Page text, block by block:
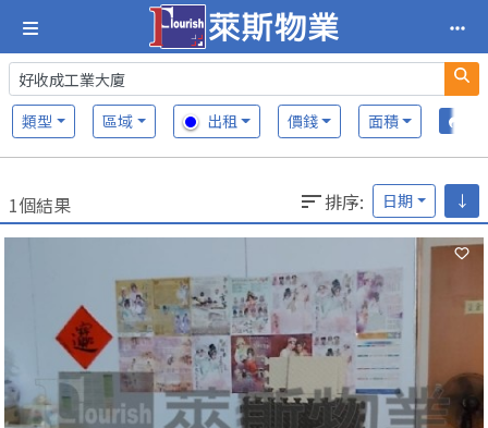
類型 區域 出租 價錢 面積
1個結果 排序: 日期 ↓